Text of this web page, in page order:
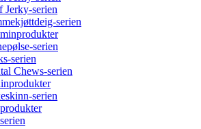
Jerky-serien
serien
serien
serien
Chews-serien
serien